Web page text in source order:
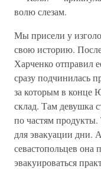
волю слезам.
Мы присели у
свою историю.
Харченко отправил
сразу подчинилась
за которым в конце
склад. Там девушка
по частям
для эвакуации дни.
севастопольцев она
эвакуироваться